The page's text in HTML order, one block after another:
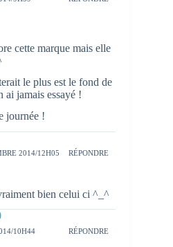
cette marque mais elle
le plus est le fond de
ai jamais essayé !
journée !
2014/12H05 RÉPONDRE
bien celui ci ^_^
10H44 RÉPONDRE